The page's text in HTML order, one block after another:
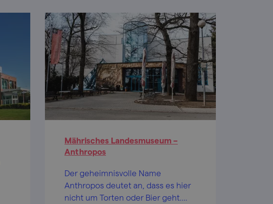
Mährisches Landesmuseum –
Anthropos
Der geheimnisvolle Name
Anthropos deutet an, dass es hier
nicht um Torten oder Bier geht.